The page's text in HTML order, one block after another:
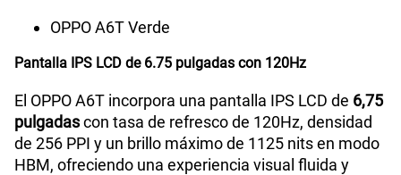
Paga solo
Ver menos planes
OPPO A6T Verde
Pantalla IPS LCD de 6.75 pulgadas con 120Hz
El OPPO A6T incorpora una pantalla IPS LCD de 6,75
pulgadascon tasa de refresco de 120Hz, densidad
de 256 PPI y un brillo máximo de 1125 nits en modo
HBM, ofreciendo una experiencia visual fluida y